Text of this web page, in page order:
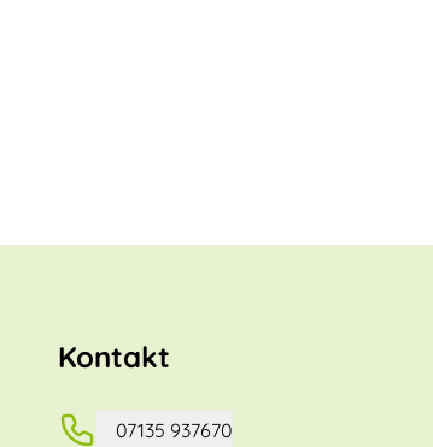
Kontakt
07135 937670